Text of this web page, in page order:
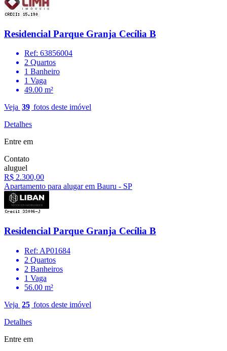
Residencial Parque Granja Cecília B
Ref: 63856004
2 Quartos
1 Banheiro
1 Vaga
49.00 m²
Veja 39 fotos deste imóvel
Detalhes
Entre em
Contato
aluguel
R$ 2.300,00
Apartamento para alugar em Bauru - SP
Residencial Parque Granja Cecília B
Ref: AP01684
2 Quartos
2 Banheiros
1 Vaga
56.00 m²
Veja 25 fotos deste imóvel
Detalhes
Entre em